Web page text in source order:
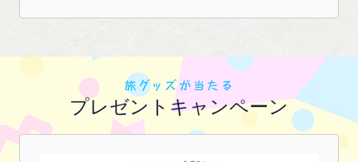
旅グッズが当たる
プレゼントキャンペーン